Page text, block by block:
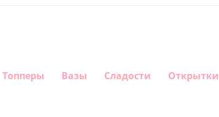
Топперы Вазы Сладости Открытки